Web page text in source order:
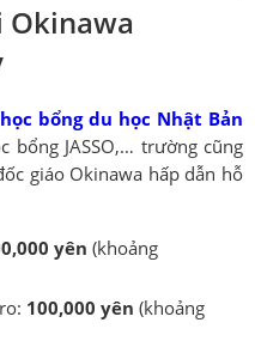
Okinawa
học bổng du học Nhật Bản
bổng JASSO,… trường cũng
giáo Okinawa hấp dẫn hỗ
yên (khoảng
100,000 yên (khoảng